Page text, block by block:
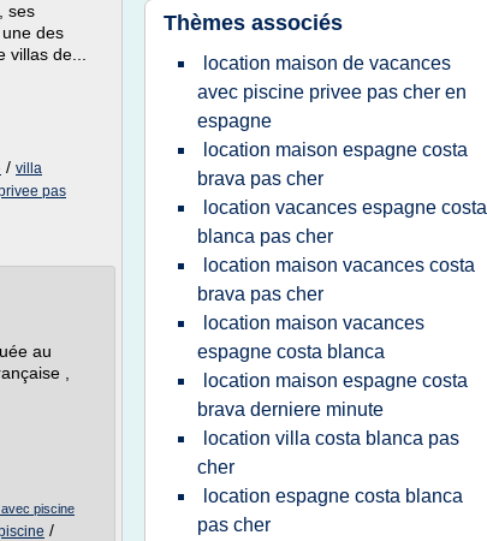
ses
des
de...
/ villa
pas
au
,
piscine
/
Thèmes associés
location maison de vacances
avec piscine privee pas cher en
espagne
location maison espagne costa
brava pas cher
location vacances espagne costa
blanca pas cher
location maison vacances costa
brava pas cher
location maison vacances
espagne costa blanca
location maison espagne costa
brava derniere minute
location villa costa blanca pas
cher
location espagne costa blanca
pas cher